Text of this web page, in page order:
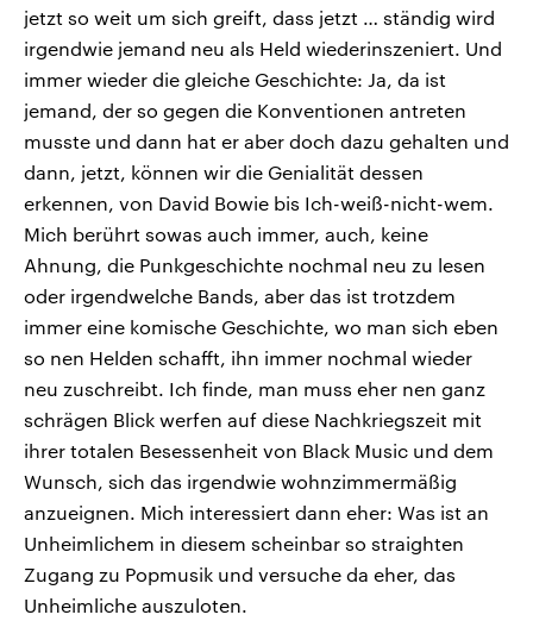
jetzt so weit um sich greift, dass jetzt … ständig wird
irgendwie jemand neu als Held wiederinszeniert. Und
immer wieder die gleiche Geschichte: Ja, da ist
jemand, der so gegen die Konventionen antreten
musste und dann hat er aber doch dazu gehalten und
dann, jetzt, können wir die Genialität dessen
erkennen, von David Bowie bis Ich-weiß-nicht-wem.
Mich berührt sowas auch immer, auch, keine
Ahnung, die Punkgeschichte nochmal neu zu lesen
oder irgendwelche Bands, aber das ist trotzdem
immer eine komische Geschichte, wo man sich eben
so nen Helden schafft, ihn immer nochmal wieder
neu zuschreibt. Ich finde, man muss eher nen ganz
schrägen Blick werfen auf diese Nachkriegszeit mit
ihrer totalen Besessenheit von Black Music und dem
Wunsch, sich das irgendwie wohnzimmermäßig
anzueignen. Mich interessiert dann eher: Was ist an
Unheimlichem in diesem scheinbar so straighten
Zugang zu Popmusik und versuche da eher, das
Unheimliche auszuloten.